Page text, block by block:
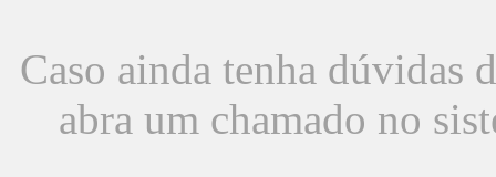
Caso ainda tenha dúvidas
abra um chamado no